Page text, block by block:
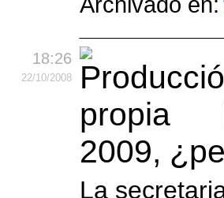
18:26
22/10/2008
2009,
La